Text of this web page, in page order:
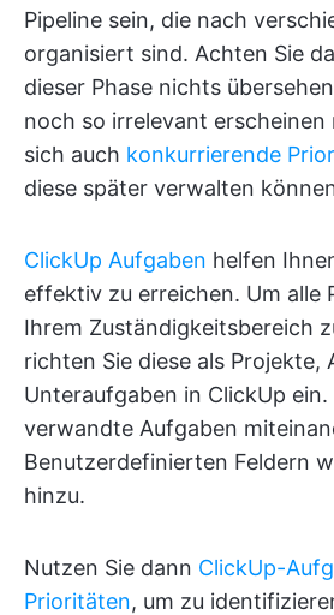
Pipeline sein, die nach
organisiert sind. Achten Sie
dieser Phase nichts
noch so irrelevant erscheinen
sich auch konkurrierende
diese später verwalten
ClickUp Aufgaben helfen
effektiv zu erreichen. Um alle
Ihrem Zuständigkeitsbereich
richten Sie diese als Projekte,
Unteraufgaben in ClickUp ein.
verwandte Aufgaben
Benutzerdefinierten Feldern
hinzu.
Nutzen Sie dann ClickUp-
Prioritäten, um zu